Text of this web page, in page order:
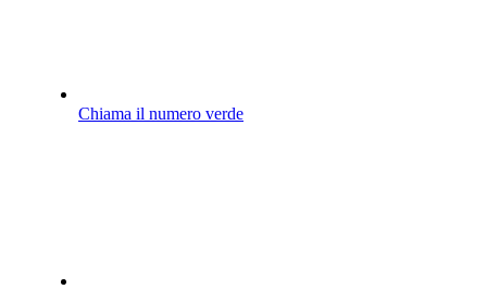
Chiama il numero verde